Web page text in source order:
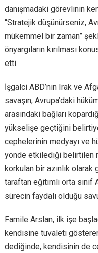
danışmadaki görevlinin
“Stratejik düşünürseniz,
mükemmel bir zaman”
önyargıların kırılması
etti.
İşgalci ABD’nin Irak ve
savaşın, Avrupa’daki
arasındaki bağları
yükselişe geçtiğini
cephelerinin medyayı ve
yönde etkilediği belirtilen
korkulan bir azınlık
taraftan eğitimli orta sınıf
sürecin faydalı olduğu
Famile Arslan, ilk işe
kendisine tuvaleti
dediğinde, kendisinin de